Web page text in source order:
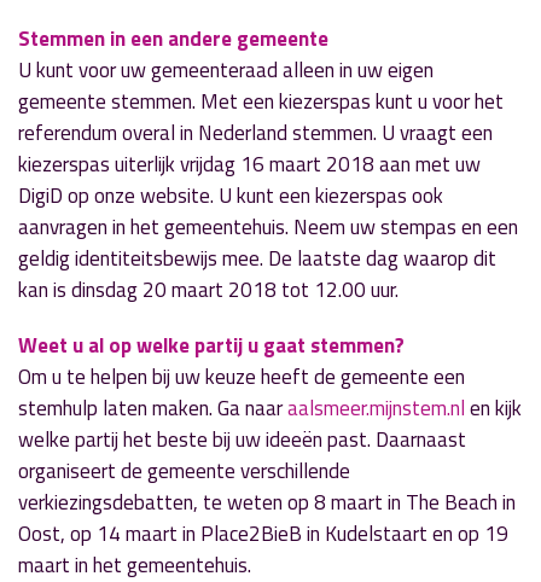
Stemmen in een andere gemeente
U kunt voor uw gemeenteraad alleen in uw eigen
gemeente stemmen. Met een kiezerspas kunt u voor het
referendum overal in Nederland stemmen. U vraagt een
kiezerspas uiterlijk vrijdag 16 maart 2018 aan met uw
DigiD op onze website. U kunt een kiezerspas ook
aanvragen in het gemeentehuis. Neem uw stempas en een
geldig identiteitsbewijs mee. De laatste dag waarop dit
kan is dinsdag 20 maart 2018 tot 12.00 uur.
Weet u al op welke partij u gaat stemmen?
Om u te helpen bij uw keuze heeft de gemeente een
stemhulp laten maken. Ga naaraalsmeer.mijnstem.nlen kijk
welke partij het beste bij uw ideeën past. Daarnaast
organiseert de gemeente verschillende
verkiezingsdebatten, te weten op 8 maart in The Beach in
Oost, op 14 maart in Place2BieB in Kudelstaart en op 19
maart in het gemeentehuis.